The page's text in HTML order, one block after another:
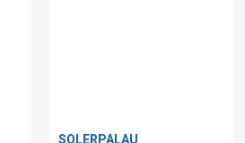
SOLERPALAU